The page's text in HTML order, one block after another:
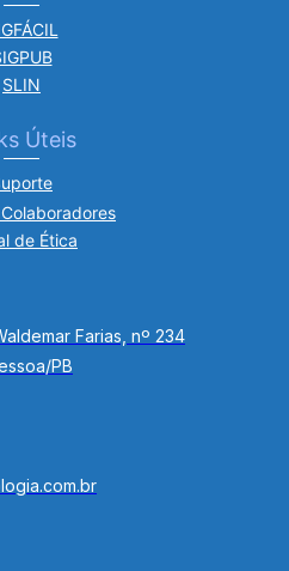
SLIN
Úteis
de Ética
Farias, nº 234
PB